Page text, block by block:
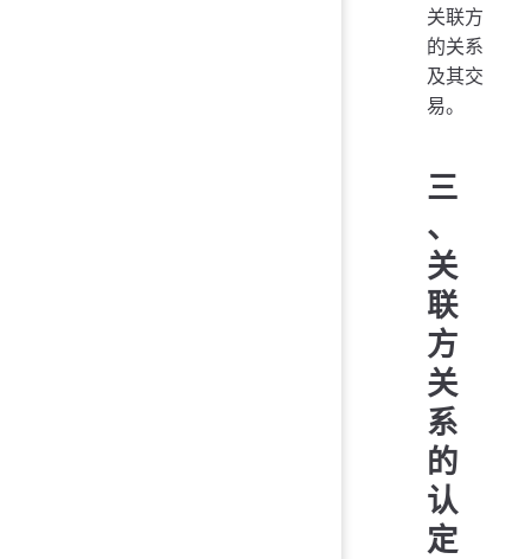
关联方
的关系
及其交
易。
三
、
关
联
方
关
系
的
认
定